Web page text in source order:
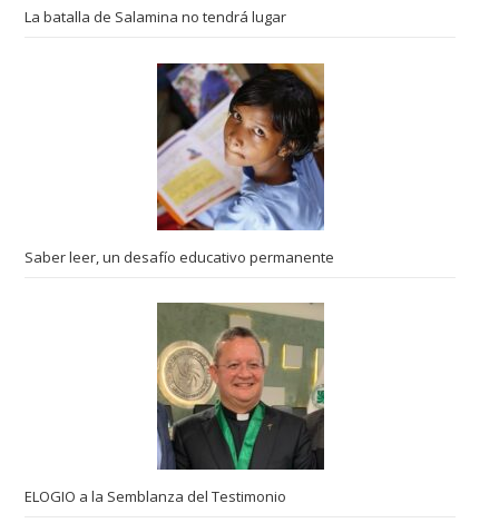
La batalla de Salamina no tendrá lugar
Saber leer, un desafío educativo permanente
ELOGIO a la Semblanza del Testimonio